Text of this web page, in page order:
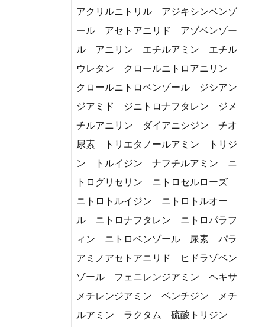
アクリルニトリル アジキシンベンゾ
ール アセトアニリド アゾベンゾー
ル アニリン エチルアミン エチル
ウレタン クロールニトロアニリン
クロールニトロベンゾール ジシアン
ジアミド ジニトロナフタレン ジメ
チルアニリン ダイアニシジン チオ
尿素 トリエタノールアミン トリジ
ン トルイジン ナフチルアミン ニ
トログリセリン ニトロセルローズ
ニトロトルイジン ニトロトルオー
ル ニトロナフタレン ニトロパラフ
ィン ニトロベンゾール 尿素 パラ
アミノアセトアニリド ヒドラゾベン
ゾール フェニレンジアミン ヘキサ
メチレンジアミン ベンチジン メチ
ルアミン ラクタム 硫酸トリジン